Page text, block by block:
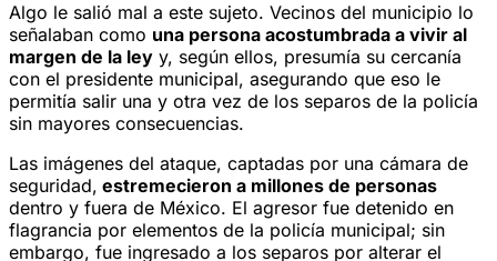
Algo le salió mal a este sujeto. Vecinos del municipio lo
señalaban como una persona acostumbrada a vivir al
margen de la ley y, según ellos, presumía su cercanía
con el presidente municipal, asegurando que eso le
permitía salir una y otra vez de los separos de la policía
sin mayores consecuencias.
Las imágenes del ataque, captadas por una cámara de
seguridad, estremecieron a millones de personas
dentro y fuera de México. El agresor fue detenido en
flagrancia por elementos de la policía municipal; sin
embargo, fue ingresado a los separos por alterar el